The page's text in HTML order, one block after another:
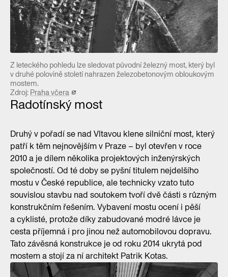
Z leteckého pohledu lze sledovat původní železný most, který byl
v druhé polovině století nahrazen železobetonovým obloukovým
mostem.
Zdroj: Praha včera
Radotínský most
Druhý v pořadí se nad Vltavou klene silniční most, který
patří k těm nejnovějším v Praze – byl otevřen v roce
2010 a je dílem několika projektových inženýrských
společností. Od té doby se pyšní titulem nejdelšího
mostu v České republice, ale technicky vzato tuto
souvislou stavbu nad soutokem tvoří dvě části s různým
konstrukčním řešením. Vybavení mostu ocení i pěší
a cyklisté, protože díky zabudované modré lávce je
cesta příjemná i pro jinou než automobilovou dopravu.
Tato závěsná konstrukce je od roku 2014 ukrytá pod
mostem a stojí za ní architekt Patrik Kotas.